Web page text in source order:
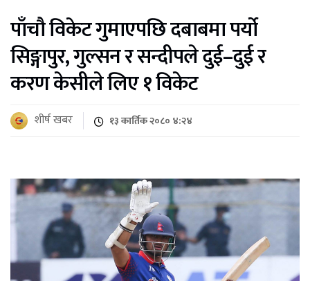
पाँचौ विकेट गुमाएपछि दबाबमा पर्यो
सिङ्गापुर, गुल्सन र सन्दीपले दुई–दुई र
करण केसीले लिए १ विकेट
शीर्ष खबर १३ कार्तिक २०८० ४:२४